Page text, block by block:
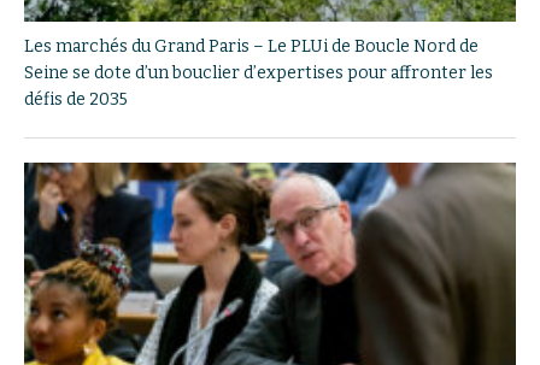
Les marchés du Grand Paris – Le PLUi de Boucle Nord de
Seine se dote d’un bouclier d’expertises pour affronter les
défis de 2035